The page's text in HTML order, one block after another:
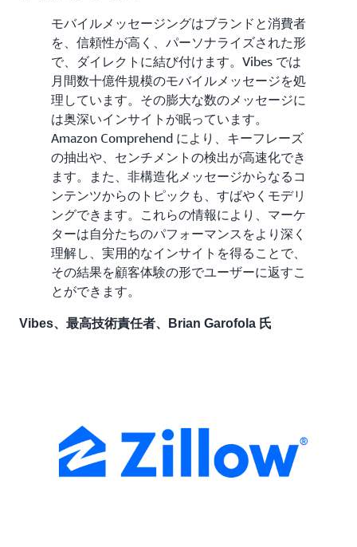
モバイルメッセージングはブランドと消費者
を、信頼性が高く、パーソナライズされた形
で、ダイレクトに結び付けます。Vibes では
月間数十億件規模のモバイルメッセージを処
理しています。その膨大な数のメッセージに
は奥深いインサイトが眠っています。
Amazon Comprehend により、キーフレーズ
の抽出や、センチメントの検出が高速化でき
ます。また、非構造化メッセージからなるコ
ンテンツからのトピックも、すばやくモデリ
ングできます。これらの情報により、マーケ
ターは自分たちのパフォーマンスをより深く
理解し、実用的なインサイトを得ることで、
その結果を顧客体験の形でユーザーに返すこ
とができます。
Vibes、最高技術責任者、Brian Garofola 氏